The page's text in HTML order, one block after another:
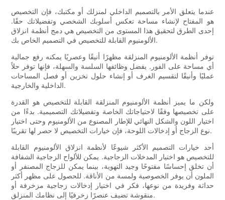
عندما يتعلق الأمر بالتصميم الداخلي لمنزلك أو مكتبك، فإن التخصيص
هو المفتاح لإنشاء مساحة تعكس أسلوبك الشخصي وتفضيلاتك حقًا.
إحدى الطرق لتحقيق هذا المستوى من التخصيص هي دمج أنظمة انزلاق
الألومنيوم القابلة للتخصيص في التصميم الخاص بك.
توفر أنظمة الألومنيوم المنزلقة مظهرًا أنيقًا وعصريًا يمكنه رفع جمالية
أي مساحة على الفور. بفضل وظائفها السلسة والسهلة، فإنها توفر حلاً
عمليًا وأنيقًا لتقسيم الغرف أو إنشاء حلول تخزين أو فصل المساحات
الداخلية والخارجية.
ولكن ما يميز أنظمة الألومنيوم المنزلقة القابلة للتخصيص هو القدرة
على تخصيصها وفقًا لاحتياجاتك الخاصة وتفضيلاتك التصميمية. بدءًا من
اختيار اللون والشكل النهائي للإطار المصنوع من الألومنيوم وحتى اختيار
نوع الزجاج أو إدخالات اللوحة، فإن خيارات التخصيص لا حصر لها تقريبًا.
أحد خيارات التصميم الأكثر شيوعًا لأنظمة انزلاق الألومنيوم القابلة
للتخصيص هو اختيار المدخلات الزجاجية. يمكن للألواح الزجاجية الشفافة
أن تخلق إحساسًا مفتوحًا وجيد التهوية، بينما يمكن للزجاج المصنفر أو
الملون أن يوفر الخصوصية ولمسة من الأناقة. للحصول على مظهر أكثر
حداثة وفريدة من نوعها، فكر في اختيار إدخالات زجاجية مزخرفة أو
منقوشة تضيف عنصرًا زخرفيًا إلى نظامك المنزلق.